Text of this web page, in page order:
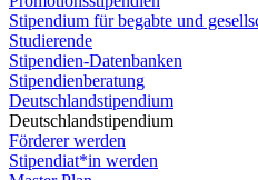
Stipendium für begabte und
Studierende
Stipendien-Datenbanken
Stipendienberatung
Deutschlandstipendium
Deutschlandstipendium
Förderer werden
Stipendiat*in werden